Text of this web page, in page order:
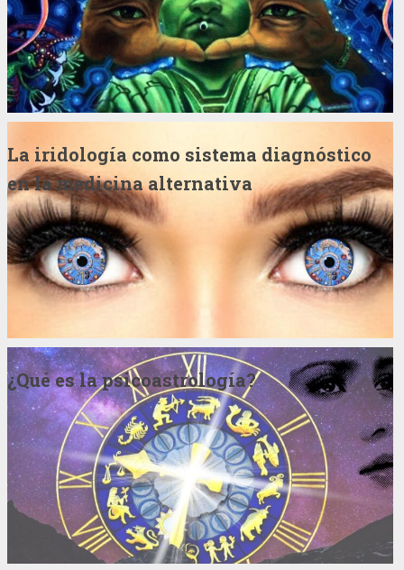
La iridología como sistema diagnóstico
en la medicina alternativa
¿Qué es la psicoastrología?